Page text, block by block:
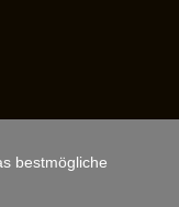
.
bestmögliche